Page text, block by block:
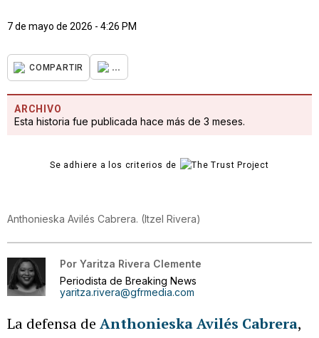
7 de mayo de 2026 - 4:26 PM
COMPARTIR ...
ARCHIVO
Esta historia fue publicada hace más de 3 meses.
Se adhiere a los criterios de
Anthonieska Avilés Cabrera. (Itzel Rivera)
Por Yaritza Rivera Clemente
Periodista de Breaking News
yaritza.rivera@gfrmedia.com
La defensa de Anthonieska Avilés Cabrera,